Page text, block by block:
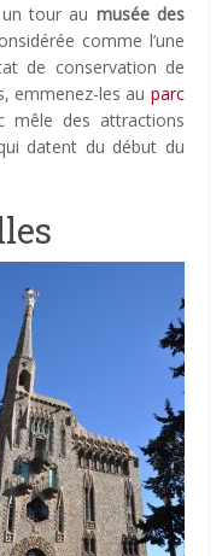
tour au musée des
comme l’une
de conservation de
emmenez-les au parc
mêle des attractions
datent du début du